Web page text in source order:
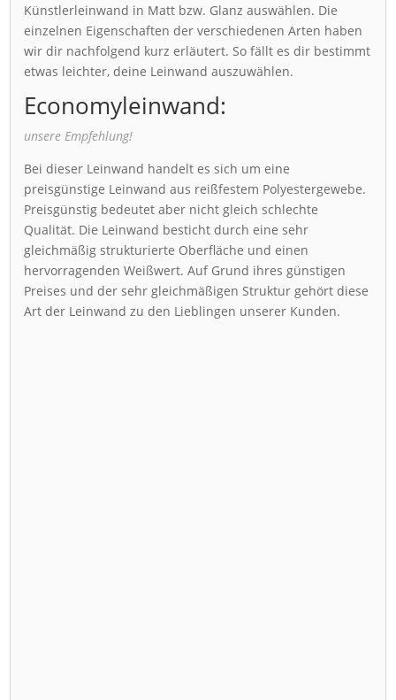
Künstlerleinwand in Matt bzw. Glanz auswählen. Die
einzelnen Eigenschaften der verschiedenen Arten haben
wir dir nachfolgend kurz erläutert. So fällt es dir bestimmt
etwas leichter, deine Leinwand auszuwählen.
Economyleinwand:
unsere Empfehlung!
Bei dieser Leinwand handelt es sich um eine
preisgünstige Leinwand aus reißfestem Polyestergewebe.
Preisgünstig bedeutet aber nicht gleich schlechte
Qualität. Die Leinwand besticht durch eine sehr
gleichmäßig strukturierte Oberfläche und einen
hervorragenden Weißwert. Auf Grund ihres günstigen
Preises und der sehr gleichmäßigen Struktur gehört diese
Art der Leinwand zu den Lieblingen unserer Kunden.